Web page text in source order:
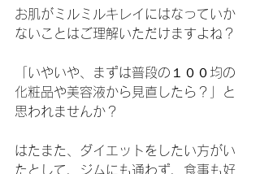
お肌がミルミルキレイにはなっていか
ないことはご理解いただけますよね？
「いやいや、まずは普段の１００均の
化粧品や美容液から見直したら？」と
思われませんか？
はたまた、ダイエットをしたい方がい
たとして、ジムにも通わず、食事も好